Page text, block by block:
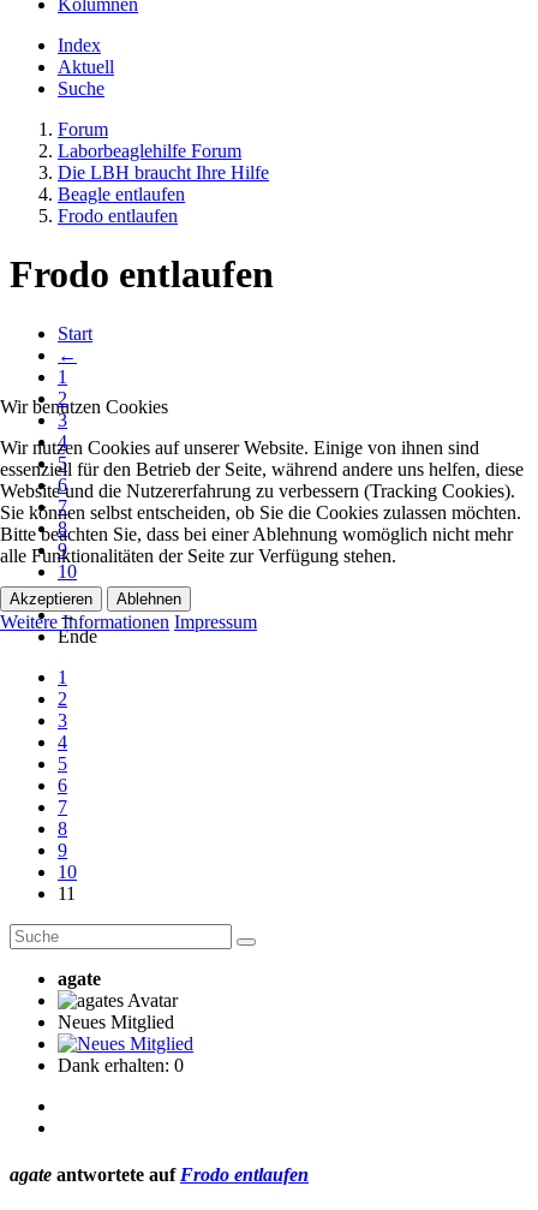
Kolumnen
Index
Aktuell
Suche
Forum
Laborbeaglehilfe Forum
Die LBH braucht Ihre Hilfe
Beagle entlaufen
Frodo entlaufen
Frodo entlaufen
Start
←
1
2
3
4
5
6
7
8
9
10
11
→
Ende
1
2
3
4
5
6
7
8
9
10
11
agate
Neues Mitglied
Dank erhalten: 0
agate antwortete auf Frodo entlaufen
Wir benutzen Cookies
Wir nutzen Cookies auf unserer Website. Einige von ihnen sind
essenziell für den Betrieb der Seite, während andere uns helfen, diese
Website und die Nutzererfahrung zu verbessern (Tracking Cookies).
Sie können selbst entscheiden, ob Sie die Cookies zulassen möchten.
Bitte beachten Sie, dass bei einer Ablehnung womöglich nicht mehr
alle Funktionalitäten der Seite zur Verfügung stehen.
Akzeptieren Ablehnen
Weitere Informationen Impressum